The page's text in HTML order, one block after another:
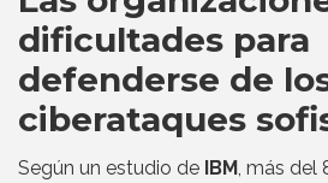
dificultades para
defenderse de
ciberataques
Según un estudio de IBM, más del